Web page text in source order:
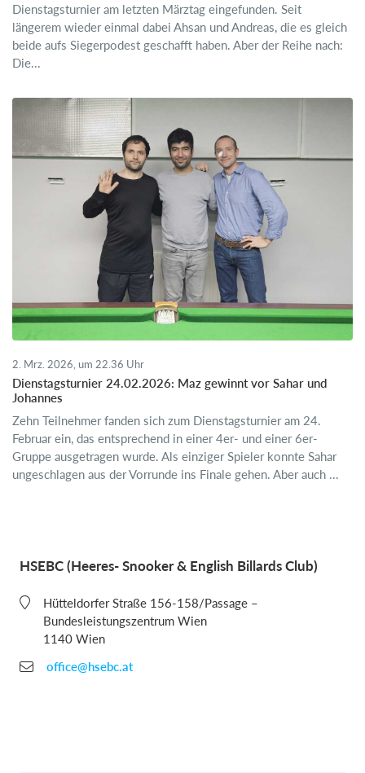
Dienstagsturnier am letzten Märztag eingefunden. Seit
längerem wieder einmal dabei Ahsan und Andreas, die es gleich
beide aufs Siegerpodest geschafft haben. Aber der Reihe nach:
Die...
2. Mrz. 2026, um 22.36 Uhr
Dienstagsturnier 24.02.2026: Maz gewinnt vor Sahar und
Johannes
Zehn Teilnehmer fanden sich zum Dienstagsturnier am 24.
Februar ein, das entsprechend in einer 4er- und einer 6er-
Gruppe ausgetragen wurde. Als einziger Spieler konnte Sahar
ungeschlagen aus der Vorrunde ins Finale gehen. Aber auch ...
HSEBC (Heeres- Snooker & English Billards Club)
Hütteldorfer Straße 156-158/Passage –
Bundesleistungszentrum Wien
1140 Wien
office@hsebc.at